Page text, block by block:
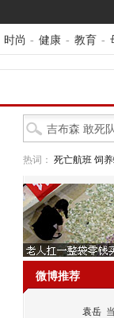
时尚 - 健康 - 教育 -
热词： 死亡航班 饲
微博推荐
袁岳